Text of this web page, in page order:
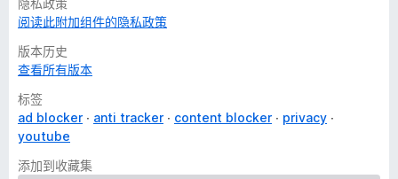
隐私政策
阅读此附加组件的隐私政策
版本历史
查看所有版本
标签
ad blocker
anti tracker content blocker
privacy
youtube
添加到收藏集